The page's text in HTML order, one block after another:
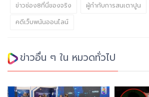
ข่าวช่อง8ที่นี่ของจริง
ผู้กำกับการสนเตาปูน
คดีเว็บพนันออนไลน์
ข่าวอื่น ๆ ใน หมวดทั่วไป